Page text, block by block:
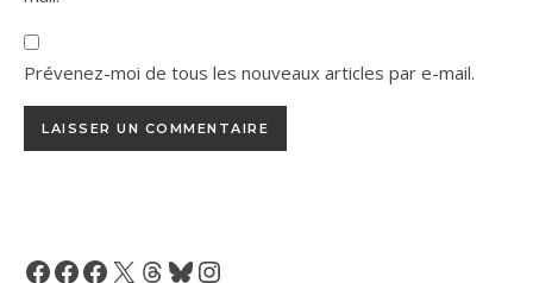
Prévenez-moi de tous les nouveaux articles par e-mail.
Facebook
Facebook
Facebook
X Threads
BlueskyInstagram